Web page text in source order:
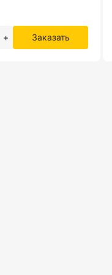
+ Заказать